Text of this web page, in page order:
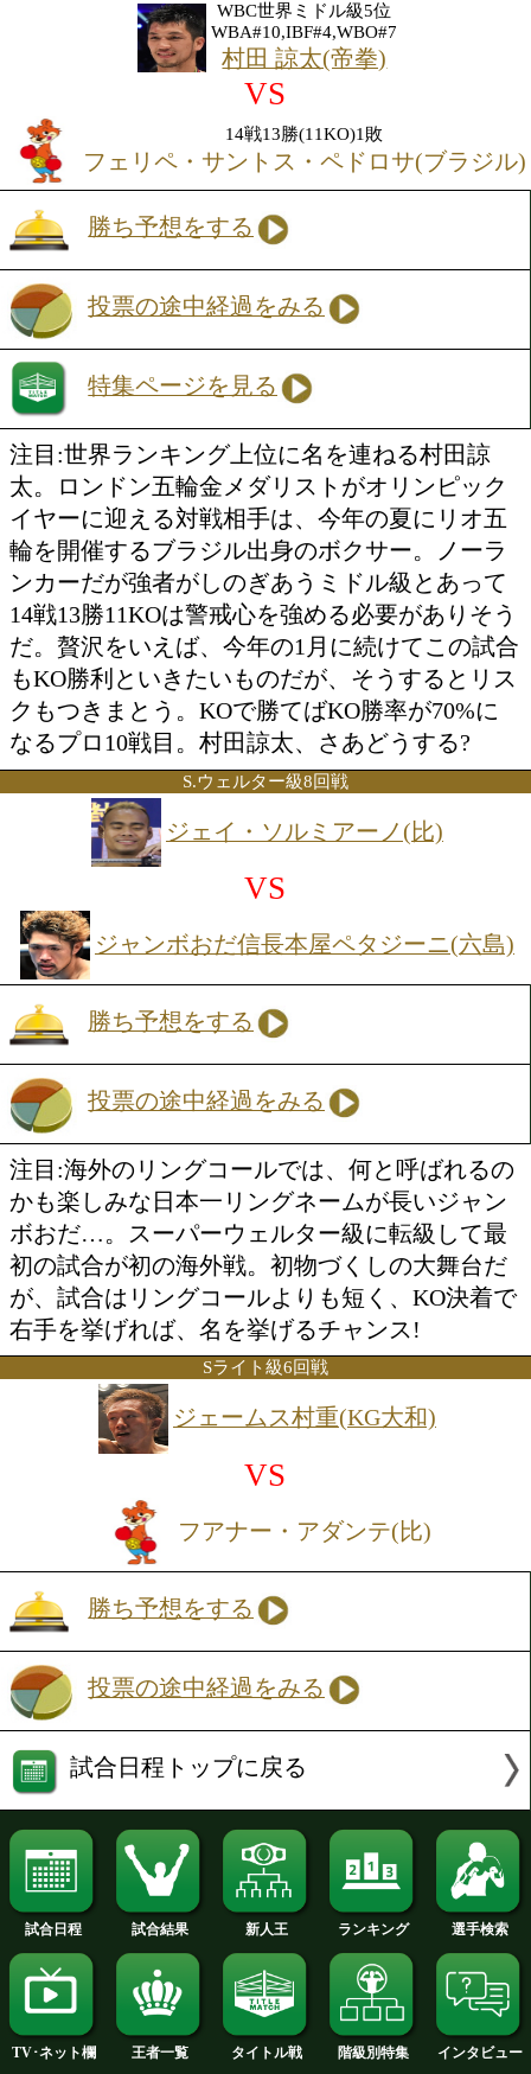
勝ち予想をする
投票の途中経過をみる
162lb契約10回戦
WBC世界ミドル級5位
WBA#10,IBF#4,WBO#7
村田 諒太(帝拳)
VS
14戦13勝(11KO)1敗
フェリペ・サントス・ペドロサ(
勝ち予想をする
投票の途中経過をみる
特集ページを見る
注目:世界ランキング上位に名を連ねる
太。ロンドン五輪金メダリストがオリ
イヤーに迎える対戦相手は、今年の夏
輪を開催するブラジル出身のボクサー
ンカーだが強者がしのぎあうミドル級
14戦13勝11KOは警戒心を強める必要が
だ。贅沢をいえば、今年の1月に続けて
もKO勝利といきたいものだが、そうす
クもつきまとう。KOで勝てばKO勝率が
なるプロ10戦目。村田諒太、さあどうす
S.ウェルター級8回戦
ジェイ・ソルミアーノ(比
VS
ジャンボおだ信長本屋ペタジー
勝ち予想をする
投票の途中経過をみる
注目:海外のリングコールでは、何と呼
かも楽しみな日本一リングネームが長
ボおだ…。スーパーウェルター級に転
初の試合が初の海外戦。初物づくしの
が、試合はリングコールよりも短く、
右手を挙げれば、名を挙げるチャンス!
Sライト級6回戦
ジェームス村重(KG大和)
VS